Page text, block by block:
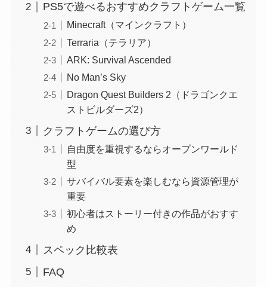
PS5で遊べるおすすめクラフトゲーム一覧
Minecraft（マインクラフト）
Terraria（テラリア）
ARK: Survival Ascended
No Man’s Sky
Dragon Quest Builders 2（ドラゴンクエ
ストビルダーズ2）
クラフトゲームの選び方
自由度を重視するならオープンワールド
型
サバイバル要素を楽しむなら資源管理が
重要
初心者はストーリー付きの作品がおすす
め
スペック比較表
FAQ